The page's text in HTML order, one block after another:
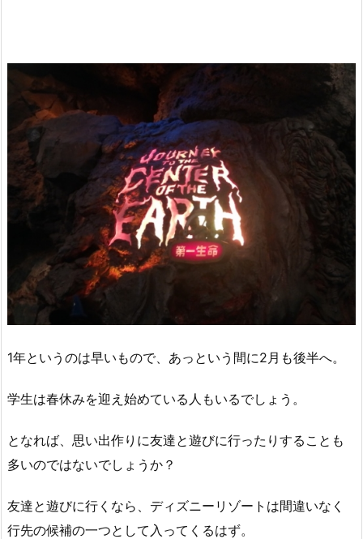
1年というのは早いもので、あっという間に2月も後半へ。
学生は春休みを迎え始めている人もいるでしょう。
となれば、思い出作りに友達と遊びに行ったりすることも
多いのではないでしょうか？
友達と遊びに行くなら、ディズニーリゾートは間違いなく
行先の候補の一つとして入ってくるはず。